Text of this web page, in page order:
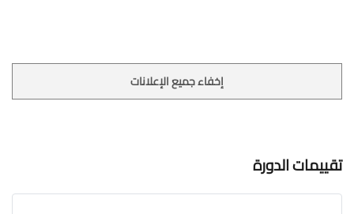
إخفاء جميع الإعلانات
تقييمات الدورة